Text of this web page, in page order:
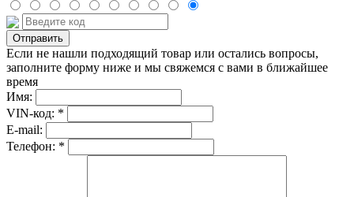
Если не нашли подходящий товар или остались вопросы,
заполните форму ниже и мы свяжемся с вами в ближайшее
время
Имя:
VIN-код: *
E-mail:
Телефон: *